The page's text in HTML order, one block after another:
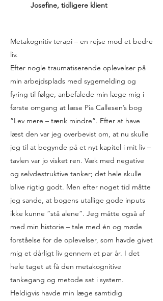
Josefine, tidligere klient
Metakognitiv terapi – en rejse mod et bedre
liv.
Efter nogle traumatiserende oplevelser på
min arbejdsplads med sygemelding og
fyring til følge, anbefalede min læge mig i
første omgang at læse Pia Callesen’s bog
”Lev mere – tænk mindre”. Efter at have
læst den var jeg overbevist om, at nu skulle
jeg til at begynde på et nyt kapitel i mit liv –
tavlen var jo visket ren. Væk med negative
og selvdestruktive tanker; det hele skulle
blive rigtig godt. Men efter noget tid måtte
jeg sande, at bogens utallige gode inputs
ikke kunne ”stå alene”. Jeg måtte også af
med min historie – tale med én og møde
forståelse for de oplevelser, som havde givet
mig et dårligt liv gennem et par år. I det
hele taget at få den metakognitive
tankegang og metode sat i system.
Heldigvis havde min læge samtidig